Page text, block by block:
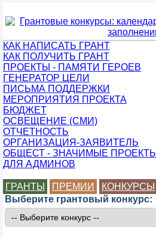
КАК НАПИСАТЬ ГРАНТ
КАК ПОЛУЧИТЬ ГРАНТ
ПРОЕКТЫ - ПАМЯТИ ГЕРОЕВ
ГЕНЕРАТОР ЦЕЛИ
ПИСЬМА ПОДДЕРЖКИ
МЕРОПРИЯТИЯ ПРОЕКТА
БЮДЖЕТ
ОСВЕЩЕНИЕ (СМИ)
ОТЧЕТНОСТЬ
ОРГАНИЗАЦИЯ-ЗАЯВИТЕЛЬ
ОБЩЕСТ - ЗНАЧИМЫЕ ПРОЕКТЫ
ДЛЯ АДМИНОВ
ГРАНТЫ ПРЕМИИ
КОНКУРСЫ
Выберите грантовый конкурс: